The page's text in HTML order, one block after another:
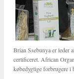
Brian Ssebunya er leder
certificeret. African
købedygtige forbrugere i